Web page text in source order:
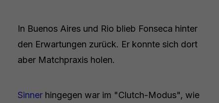
In Buenos Aires und Rio blieb Fonseca hinter
den Erwartungen zurück. Er konnte sich dort
aber Matchpraxis holen.
Sinnerhingegen war im "Clutch-Modus", wie